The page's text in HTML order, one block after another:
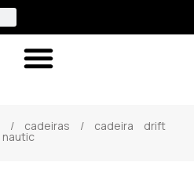
/ cadeiras / cadeira drift
nautic